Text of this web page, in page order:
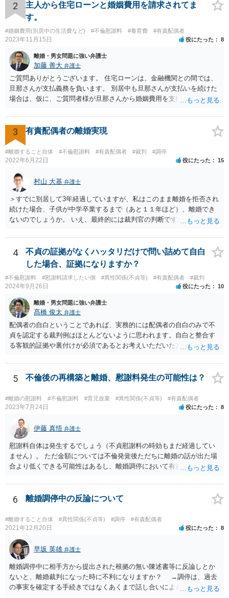
2
主人から住宅ローンと婚姻費用を請求されてま
す。
#婚姻費用(別居中の生活費など) #不倫慰謝料 #養育費 #有責配偶者
2023年11月15日 役にたった 8
離婚・男女問題に強い弁護士
加藤 善大 弁護士
ご質問ありがとうございます。 住宅ローンは、金融機関との間では、
旦那さんが支払義務を負います。 別居中も旦那さんが支払いを続けた
場合は、仮に、ご質問者様が旦那さんから婚姻費用を支払ってもらう
部の額を引いた額が婚姻費用として支払われることになることが多い
です。 また、離婚をする際の財産分与において考慮されることもあり
ます。 他方、旦那さんが住宅ローンを支払わなくなってしまう場合が
あります。 その場合に、ご質問者様が、その後もご自宅に住み続けた
い場合は、実質的にご質問者様が住宅ローンをお支払になる必要が出
て、強制的にご自宅が売却されてしまう可能性があるからです。 可能
であれば、婚姻費用の額、親権を取得するために現時点でしておくべ
きこと等も含め、お近くの弁護士に直接相談して、アドバイス等を求
めることをお勧めします。
3 有責配偶者の離婚実現
#離婚すること自体 #不倫慰謝料 #有責配偶者 #裁判 #調停
2022年6月22日 役にたった 15
村山 大基 弁護士
＞すでに別居して3年経過していますが、私はこのまま離婚を拒否され
続けた場合、子供が中学卒業するまで（あと１１年ほど）、離婚でき
ないのでしょうか。 いえ、最終的には裁判官の判断ですが、現時点で
に離婚できない、ということもないと思います。 すでに依頼されてい
るということですし、例えば離婚後の養育費額について譲歩するなど
離婚の条件含めて、考えておられる通り打診してみると良いと思いま
す。 また、調停で第三者を介して再度協議してみる、ということも考
えられます。
4
不貞の証拠がなくハッタリだけで問い詰めて自白
した場合、証拠になりますか？
#不倫慰謝料 #慰謝料請求したい側 #異性関係(不貞等) #有責配偶者 #裁判
2024年9月26日 役にたった 10
離婚・男女問題に強い弁護士
髙橋 俊太 弁護士
配偶者の自白ということであれば、実務的には配偶者の自白のみで不
貞を認定する裁判例はほとんどないように思われます。自白と整合す
る客観的証拠や裏付けが必須であるとお考えいただいた方がよいでし
5 不倫後の再構築と離婚、慰謝料発生の可能性は？
#離婚の慰謝料 #不倫慰謝料 #育児放棄 #異性関係(不貞等) #有責配偶者
2023年7月24日 役にたった 8
伊藤 真悟 弁護士
慰謝料自体は発生するでしょう（不貞慰謝料の時効もまだ経過してい
ません）。 ただ金額については不倫発覚後ただちに離婚の話が出た場
合より低くできる可能性はあるし、離婚調停において有責配偶者の主
主張は考えられます。 養育費なども含めて一度弁護士に相談すること
を勧めます。
6 離婚調停中の反論について
#離婚すること自体 #異性関係(不貞等) #調停 #有責配偶者
2021年12月20日 役にたった 8
早坂 英雄 弁護士
離婚調停中に相手方から提出された根拠の無い陳述書等に反論しとか
ないと、離婚裁判になった時に不利になりますか？ →調停は、過去
の事実を確定する手続きではなくあくまで話し合いによる合意を目指